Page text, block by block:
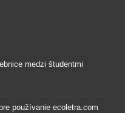
medzi študentmi
používanie ecoletra.com